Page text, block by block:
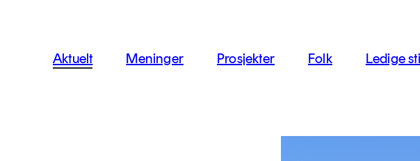
Aktuelt Meninger Prosjekter Folk Ledige